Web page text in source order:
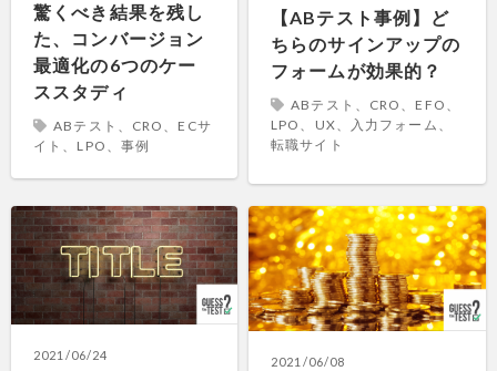
驚くべき結果を残し
た、コンバージョン
最適化の6つのケー
ススタディ
ABテスト、CRO、ECサ
イト、LPO、事例
【ABテスト事例】ど
ちらのサインアップの
フォームが効果的？
ABテスト、CRO、EFO、
LPO、UX、入力フォーム、
転職サイト
2021/06/24 2021/06/08